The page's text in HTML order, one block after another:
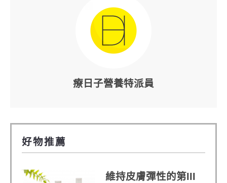
療日子營養特派員
好物推薦
維持皮膚彈性的第III